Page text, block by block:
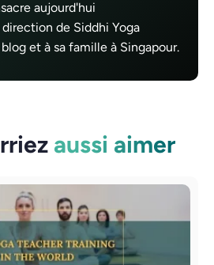
aujourd'hui
de Siddhi Yoga
et à sa famille à Singapour.
aussi aimer